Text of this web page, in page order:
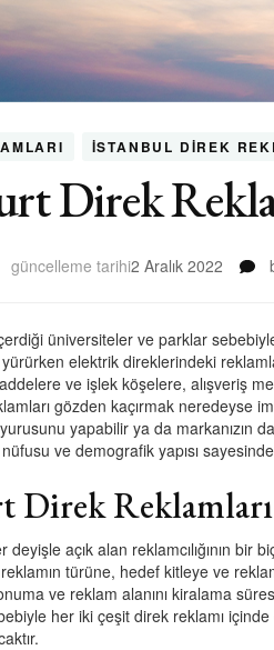
İSTANBUL DIREK
Direk
güncelleme tarihi2 Aralık 2022
üniversiteler ve parklar
yürürken elektrik direklerindeki
ve işlek köşelere, alışveriş
gözden kaçırmak neredeyse
yapabilir ya da markanızın
ve demografik yapısı
Direk
açık alan reklamcılığının bir
türüne, hedef kitleye ve
ve reklam alanını kiralama
her iki çeşit direk reklamı